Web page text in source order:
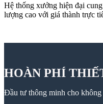
Hệ thống xưởng hiện đại
lượng cao với giá thành trực
HOÀN PHÍ
Đầu tư thông minh cho không